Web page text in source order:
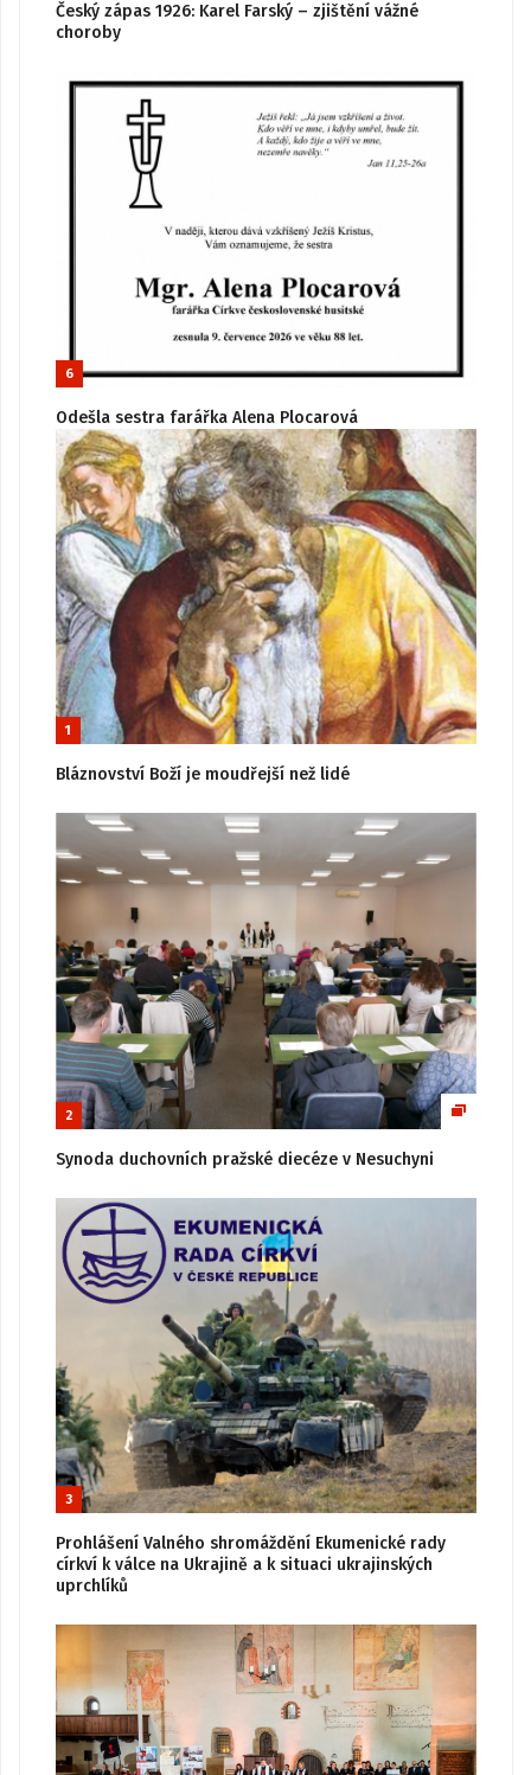
Český zápas 1926: Karel Farský – zjištění vážné
choroby
6
Odešla sestra farářka Alena Plocarová
1
Bláznovství Boží je moudřejší než lidé
2
Synoda duchovních pražské diecéze v Nesuchyni
3
Prohlášení Valného shromáždění Ekumenické rady
církví k válce na Ukrajině a k situaci ukrajinských
uprchlíků